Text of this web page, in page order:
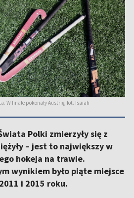
W finale pokonały Austrię, fot. Isaiah
Polki zmierzyły się z
– jest to największy w
hokeja na trawie.
wynikiem było piąte miejsce
i 2015 roku.